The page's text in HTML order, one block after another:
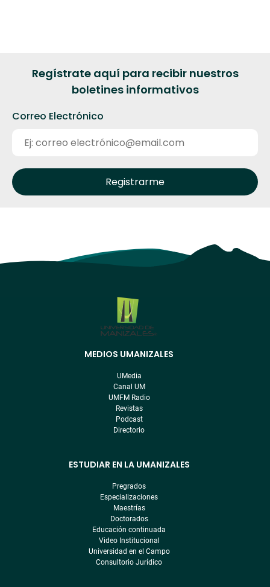
Regístrate aquí para recibir nuestros
boletines informativos
Correo Electrónico
MEDIOS UMANIZALES
UMedia
Canal UM
UMFM Radio
Revistas
Podcast
Directorio
ESTUDIAR EN LA UMANIZALES
Pregrados
Especializaciones
Maestrías
Doctorados
Educación continuada
Video Institucional
Universidad en el Campo
Consultorio Jurídico